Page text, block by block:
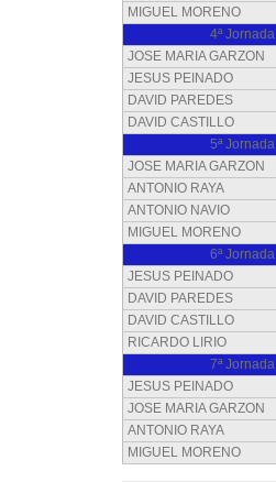
MIGUEL MORENO
4ª Jornada
JOSE MARIA GARZON
JESUS PEINADO
DAVID PAREDES
DAVID CASTILLO
5ª Jornada
JOSE MARIA GARZON
ANTONIO RAYA
ANTONIO NAVIO
MIGUEL MORENO
6ª Jornada
JESUS PEINADO
DAVID PAREDES
DAVID CASTILLO
RICARDO LIRIO
7ª Jornada
JESUS PEINADO
JOSE MARIA GARZON
ANTONIO RAYA
MIGUEL MORENO